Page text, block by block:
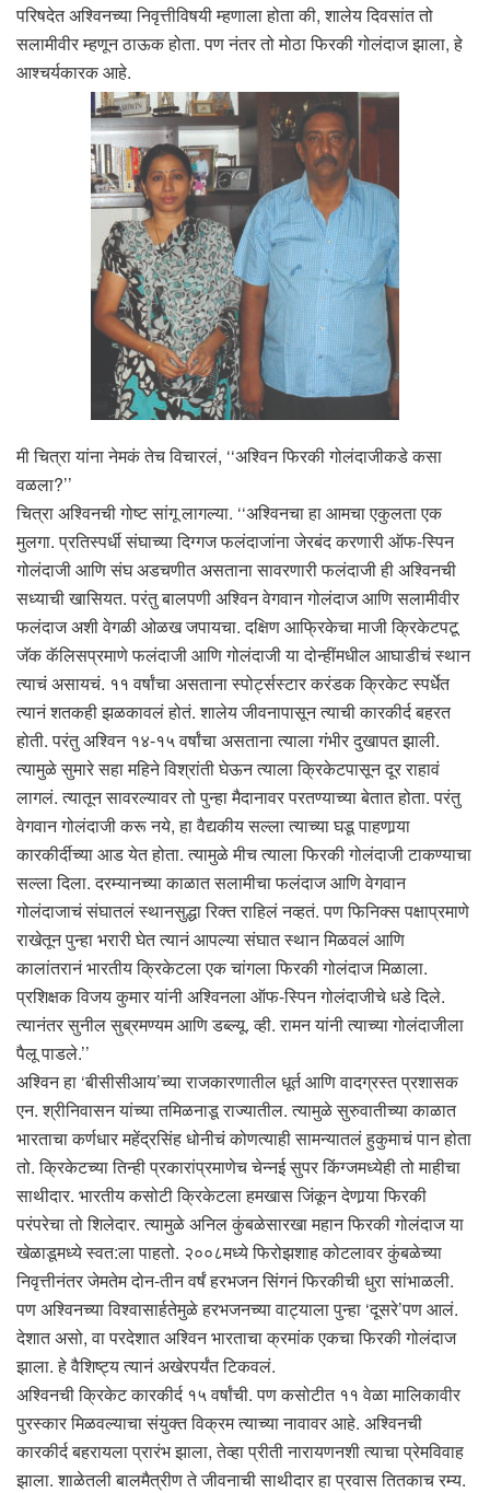
परिषदेत अश्विनच्या निवृत्तीविषयी म्हणाला होता की, शालेय दिवसांत तो
सलामीवीर म्हणून ठाऊक होता. पण नंतर तो मोठा फिरकी गोलंदाज झाला, हे
आश्चर्यकारक आहे.
मी चित्रा यांना नेमकं तेच विचारलं, ‘‘अश्विन फिरकी गोलंदाजीकडे कसा
वळला?’’
चित्रा अश्विनची गोष्ट सांगू लागल्या. ‘‘अश्विनचा हा आमचा एकुलता एक
मुलगा. प्रतिस्पर्धी संघाच्या दिग्गज फलंदाजांना जेरबंद करणारी ऑफ-स्पिन
गोलंदाजी आणि संघ अडचणीत असताना सावरणारी फलंदाजी ही अश्विनची
सध्याची खासियत. परंतु बालपणी अश्विन वेगवान गोलंदाज आणि सलामीवीर
फलंदाज अशी वेगळी ओळख जपायचा. दक्षिण आफ्रिकेचा माजी क्रिकेटपटू
जॅक कॅलिसप्रमाणे फलंदाजी आणि गोलंदाजी या दोन्हींमधील आघाडीचं स्थान
त्याचं असायचं. ११ वर्षांचा असताना स्पोर्ट्सस्टार करंडक क्रिकेट स्पर्धेत
त्यानं शतकही झळकावलं होतं. शालेय जीवनापासून त्याची कारकीर्द बहरत
होती. परंतु अश्विन १४-१५ वर्षांचा असताना त्याला गंभीर दुखापत झाली.
त्यामुळे सुमारे सहा महिने विश्रांती घेऊन त्याला क्रिकेटपासून दूर राहावं
लागलं. त्यातून सावरल्यावर तो पुन्हा मैदानावर परतण्याच्या बेतात होता. परंतु
वेगवान गोलंदाजी करू नये, हा वैद्यकीय सल्ला त्याच्या घडू पाहणार्‍या
कारकीर्दीच्या आड येत होता. त्यामुळे मीच त्याला फिरकी गोलंदाजी टाकण्याचा
सल्ला दिला. दरम्यानच्या काळात सलामीचा फलंदाज आणि वेगवान
गोलंदाजाचं संघातलं स्थानसुद्धा रिक्त राहिलं नव्हतं. पण फिनिक्स पक्षाप्रमाणे
राखेतून पुन्हा भरारी घेत त्यानं आपल्या संघात स्थान मिळवलं आणि
कालांतरानं भारतीय क्रिकेटला एक चांगला फिरकी गोलंदाज मिळाला.
प्रशिक्षक विजय कुमार यांनी अश्विनला ऑफ-स्पिन गोलंदाजीचे धडे दिले.
त्यानंतर सुनील सुब्रमण्यम आणि डब्ल्यू. व्ही. रामन यांनी त्याच्या गोलंदाजीला
पैलू पाडले.’’
अश्विन हा ‘बीसीसीआय’च्या राजकारणातील धूर्त आणि वादग्रस्त प्रशासक
एन. श्रीनिवासन यांच्या तमिळनाडू राज्यातील. त्यामुळे सुरुवातीच्या काळात
भारताचा कर्णधार महेंद्रसिंह धोनीचं कोणत्याही सामन्यातलं हुकुमाचं पान होता
तो. क्रिकेटच्या तिन्ही प्रकारांप्रमाणेच चेन्नई सुपर किंग्जमध्येही तो माहीचा
साथीदार. भारतीय कसोटी क्रिकेटला हमखास जिंकून देणार्‍या फिरकी
परंपरेचा तो शिलेदार. त्यामुळे अनिल कुंबळेसारखा महान फिरकी गोलंदाज या
खेळाडूमध्ये स्वत:ला पाहतो. २००८मध्ये फिरोझशाह कोटलावर कुंबळेच्या
निवृत्तीनंतर जेमतेम दोन-तीन वर्षं हरभजन सिंगनं फिरकीची धुरा सांभाळली.
पण अश्विनच्या विश्वासार्हतेमुळे हरभजनच्या वाट्याला पुन्हा ‘दूसरे’पण आलं.
देशात असो, वा परदेशात अश्विन भारताचा क्रमांक एकचा फिरकी गोलंदाज
झाला. हे वैशिष्ट्य त्यानं अखेरपर्यंत टिकवलं.
अश्विनची क्रिकेट कारकीर्द १५ वर्षांची. पण कसोटीत ११ वेळा मालिकावीर
पुरस्कार मिळवल्याचा संयुक्त विक्रम त्याच्या नावावर आहे. अश्विनची
कारकीर्द बहरायला प्रारंभ झाला, तेव्हा प्रीती नारायणनशी त्याचा प्रेमविवाह
झाला. शाळेतली बालमैत्रीण ते जीवनाची साथीदार हा प्रवास तितकाच रम्य.